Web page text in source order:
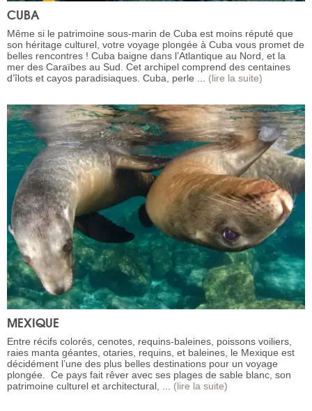
CUBA
Même si le patrimoine sous-marin de Cuba est moins réputé que
son héritage culturel, votre voyage plongée à Cuba vous promet de
belles rencontres ! Cuba baigne dans l’Atlantique au Nord, et la
mer des Caraïbes au Sud. Cet archipel comprend des centaines
d’îlots et cayos paradisiaques. Cuba, perle ... (lire la suite)
MEXIQUE
Entre récifs colorés, cenotes, requins-baleines, poissons voiliers,
raies manta géantes, otaries, requins, et baleines, le Mexique est
décidément l’une des plus belles destinations pour un voyage
plongée. Ce pays fait rêver avec ses plages de sable blanc, son
patrimoine culturel et architectural, ... (lire la suite)